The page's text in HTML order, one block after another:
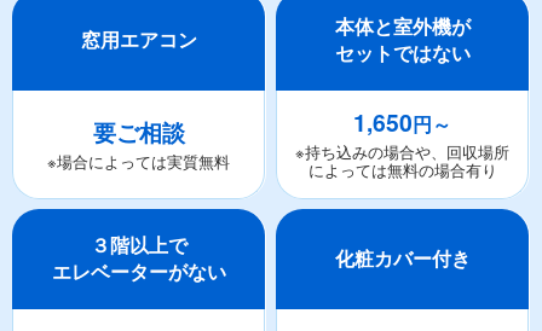
窓用エアコン
要ご相談
※場合によっては実質無料
本体と室外機が
セットではない
1,650円～
※持ち込みの場合や、回収場所
によっては無料の場合有り
３階以上で
エレベーターがない
化粧カバー付き